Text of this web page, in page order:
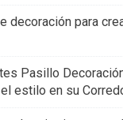
decoración para
Pasillo
estilo en su